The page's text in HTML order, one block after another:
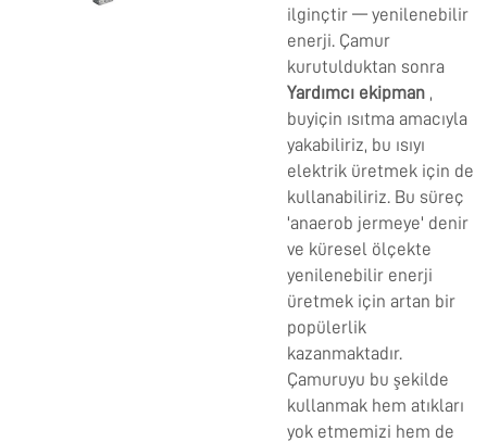
ilginçtir — yenilenebilir
enerji. Çamur
kurutulduktan sonra
Yardımcı ekipman ,
buyiçin ısıtma amacıyla
yakabiliriz, bu ısıyı
elektrik üretmek için de
kullanabiliriz. Bu süreç
'anaerob jermeye' denir
ve küresel ölçekte
yenilenebilir enerji
üretmek için artan bir
popülerlik
kazanmaktadır.
Çamuruyu bu şekilde
kullanmak hem atıkları
yok etmemizi hem de